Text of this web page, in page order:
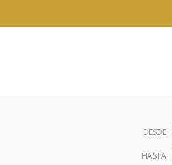
DESDE
HASTA